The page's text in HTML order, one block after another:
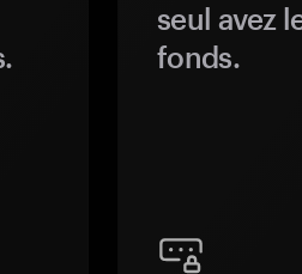
seul avez
fonds.